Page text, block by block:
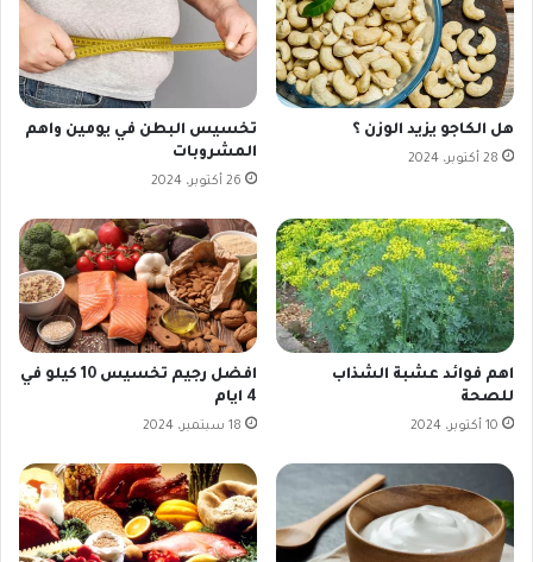
هل الكاجو يزيد الوزن ؟
28 أكتوبر، 2024
تخسيس البطن في يومين واهم
المشروبات
26 أكتوبر، 2024
اهم فوائد عشبة الشذاب
للصحة
10 أكتوبر، 2024
افضل رجيم تخسيس 10 كيلو في
4 ايام
18 سبتمبر، 2024